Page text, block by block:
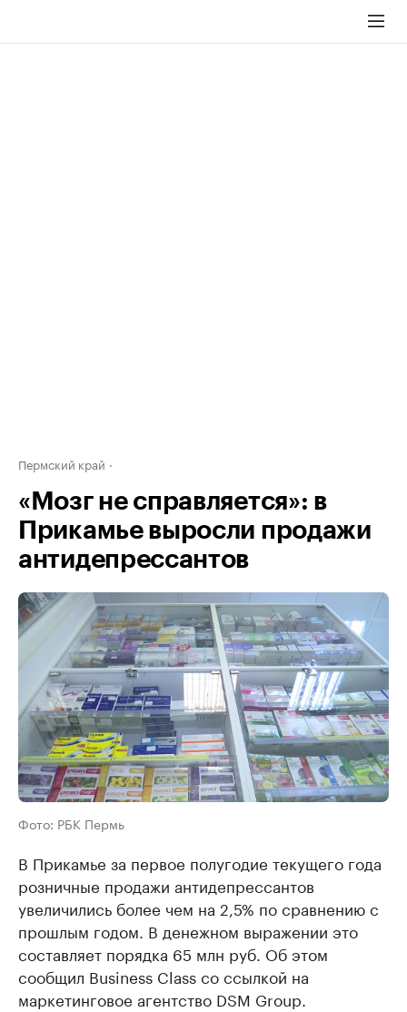
Пермский край
«Мозг не справляется»: в
Прикамье выросли продажи
антидепрессантов
Фото: РБК Пермь
В Прикамье за первое полугодие текущего года
розничные продажи антидепрессантов
увеличились более чем на 2,5% по сравнению с
прошлым годом. В денежном выражении это
составляет порядка 65 млн руб. Об этом
сообщил Business Class со ссылкой на
маркетинговое агентство DSM Group.